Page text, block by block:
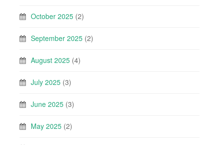
October 2025 (2)
September 2025 (2)
August 2025 (4)
July 2025 (3)
June 2025 (3)
May 2025 (2)